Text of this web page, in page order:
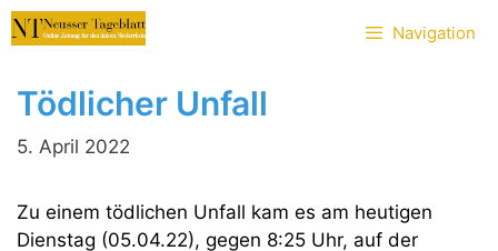
Zum
Inhalt
Navigation
Tödlicher Unfall
5. April 2022
Zu einem tödlichen Unfall kam es am heutigen
Dienstag (05.04.22), gegen 8:25 Uhr, auf der